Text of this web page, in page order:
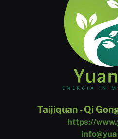
Taijiquan - Qi
https://